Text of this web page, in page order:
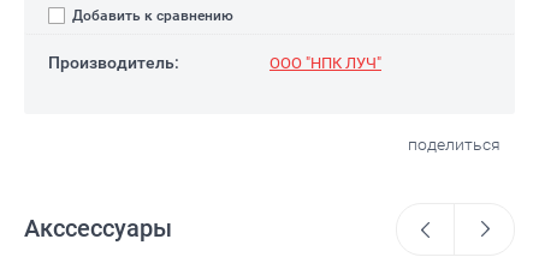
Добавить к сравнению
Производитель: ООО "НПК ЛУЧ"
поделиться
Акссессуары